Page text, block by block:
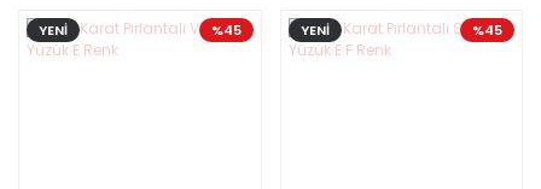
%45
YENİ %45
YENİ